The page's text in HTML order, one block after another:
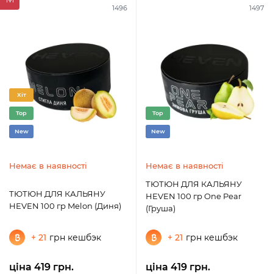
1496
Хіт
Top
New
Немає в наявності
ТЮТЮН ДЛЯ КАЛЬЯНУ
HEVEN 100 гр Melon (Диня)
+ 21 грн кешбэк
ціна 419 грн.
1497
Top
New
Немає в наявності
ТЮТЮН ДЛЯ КАЛЬЯНУ
HEVEN 100 гр One Pear
(Груша)
+ 21 грн кешбэк
ціна 419 грн.